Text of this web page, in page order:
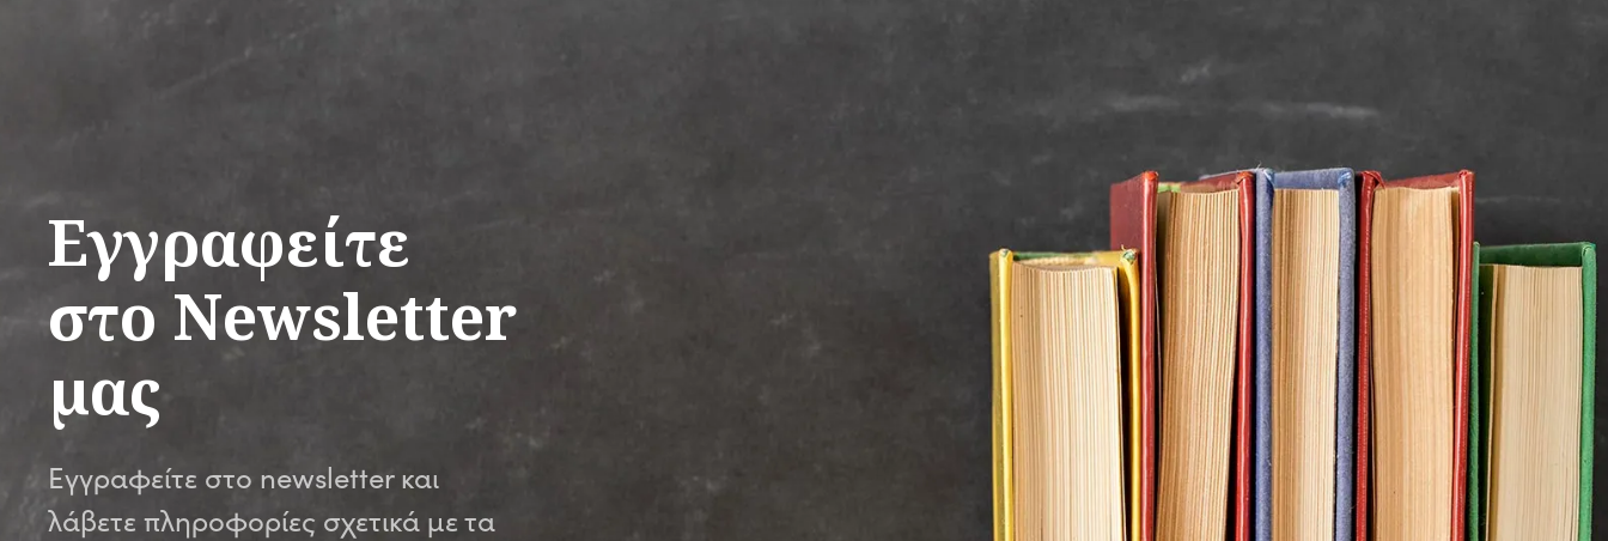
Εγγραφείτε
στο Newsletter
μας
Εγγραφείτε στο newsletter και
λάβετε πληροφορίες σχετικά με τα